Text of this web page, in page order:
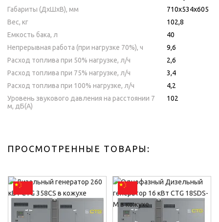
Габариты (ДхШхВ), мм
710х534х605
Вес, кг
102,8
Емкость бака, л
40
Непрерывная работа (при нагрузке 70%), ч
9,6
Расход топлива при 50% нагрузке, л/ч
2,6
Расход топлива при 75% нагрузке, л/ч
3,4
Расход топлива при 100% нагрузке, л/ч
4,2
Уровень звукового давления на расстоянии 7
м, дБ(A)
102
ПРОСМОТРЕННЫЕ ТОВАРЫ: